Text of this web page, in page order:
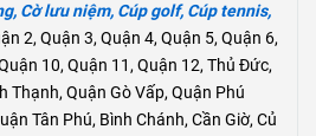
, Cờ lưu niệm, Cúp golf, Cúp tennis,
2, Quận 3, Quận 4, Quận 5, Quận 6,
10, Quận 11, Quận 12, Thủ Đức,
Thạnh, Quận Gò Vấp, Quận Phú
Tân Phú, Bình Chánh, Cần Giờ, Củ